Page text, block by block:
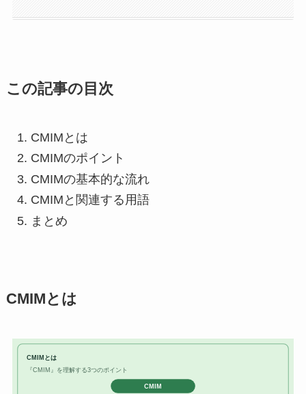
この記事の目次
CMIMとは
CMIMのポイント
CMIMの基本的な流れ
CMIMと関連する用語
まとめ
CMIMとは
CMIMとは
『CMIM』を理解する3つのポイント
CMIM